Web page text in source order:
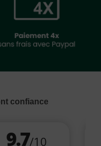
confiance